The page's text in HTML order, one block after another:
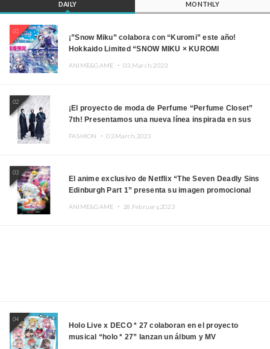
DAILY MONTHLY
01
¡”Snow Miku” colabora con “Kuromi” este año!
Hokkaido Limited “SNOW MIKU × KUROMI
ANIME&GAME ・03.March.2023
02
¡El proyecto de moda de Perfume “Perfume Closet”
7th! Presentamos una nueva línea inspirada en sus
FASHION ・03.March.2023
03
El anime exclusivo de Netflix “The Seven Deadly Sins
Edinburgh Part 1” presenta su imagen promocional
ANIME&GAME ・ 28.February.2023
04
Holo Live x DECO * 27 colaboran en el proyecto
musical “holo * 27” lanzan un álbum y MV